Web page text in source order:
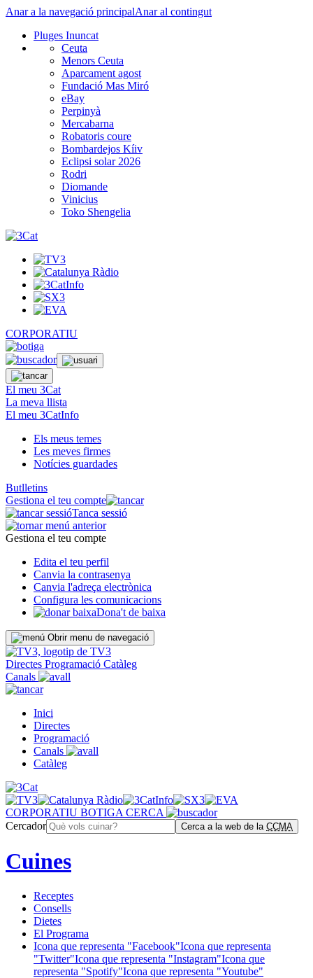
Anar a la navegació principalAnar al contingut
Pluges Inuncat
Ceuta
Menors Ceuta
Aparcament agost
Fundació Mas Miró
eBay
Perpinyà
Mercabarna
Robatoris coure
Bombardejos Kíiv
Eclipsi solar 2026
Rodri
Diomande
Vinicius
Toko Shengelia
CORPORATIU
El meu 3Cat
La meva llista
El meu 3CatInfo
Els meus temes
Les meves firmes
Notícies guardades
Butlletins
Gestiona el teu compte
Tanca sessió
Gestiona el teu compte
Edita el teu perfil
Canvia la contrasenya
Canvia l'adreça electrònica
Configura les comunicacions
Dona't de baixa
Obrir menu de navegació
Directes Programació Catàleg
Canals
Inici
Directes
Programació
Canals
Catàleg
CORPORATIU BOTIGA CERCA
Cercador
Cerca a la web de la CCMA
Cuines
Receptes
Consells
Dietes
El Programa
Icona que representa "Facebook"Icona que representa
"Twitter"Icona que representa "Instagram"Icona que
representa "Spotify"Icona que representa "Youtube"